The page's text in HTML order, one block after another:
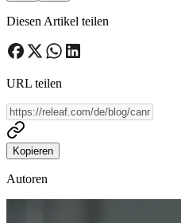
Diesen Artikel teilen
URL teilen
Kopieren
Autoren